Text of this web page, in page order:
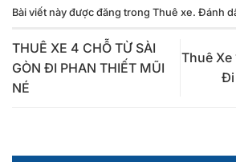
Bài viết này được đăng trong Thuê xe. Đánh
THUÊ XE 4 CHỖ TỪ SÀI
GÒN ĐI PHAN THIẾT MŨI
NÉ
Thuê Xe
Đi